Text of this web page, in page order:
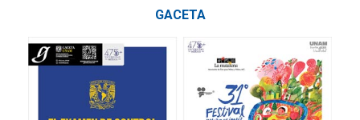
GACETA